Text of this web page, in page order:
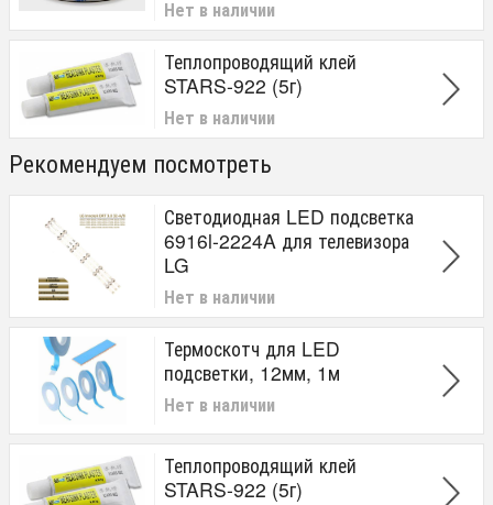
Нет в наличии
Теплопроводящий клей
STARS-922 (5г)
Нет в наличии
Рекомендуем посмотреть
Светодиодная LED подсветка
6916l-2224A для телевизора
LG
Нет в наличии
Термоскотч для LED
подсветки, 12мм, 1м
Нет в наличии
Теплопроводящий клей
STARS-922 (5г)